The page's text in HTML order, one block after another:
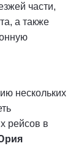
части,
а также
нескольких
рейсов в